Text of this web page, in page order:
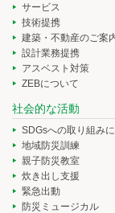
サービス
技術提携
建築・不動産のご案
設計業務提携
アスベスト対策
ZEBについて
社会的な活動
SDGsへの取り組み
地域防災訓練
親子防災教室
炊き出し支援
緊急出動
防災ミュージカル